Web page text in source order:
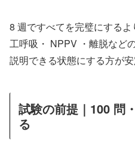
8 週ですべてを完璧にする
工呼吸・ NPPV ・離脱など
説明できる状態にする方が安
試験の前提｜100 問
る